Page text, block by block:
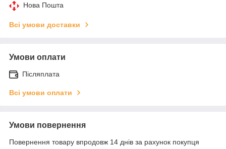
Нова Пошта
Всі умови доставки
Умови оплати
Післяплата
Всі умови оплати
Умови повернення
Повернення товару впродовж 14 днів за рахунок покупця